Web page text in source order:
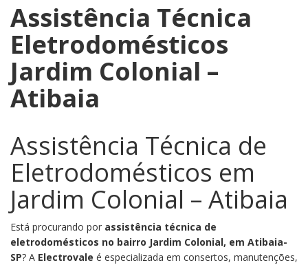
Assistência Técnica
Eletrodomésticos
Jardim Colonial –
Atibaia
Assistência Técnica de
Eletrodomésticos em
Jardim Colonial – Atibaia
Está procurando por assistência técnica de
eletrodomésticos no bairro Jardim Colonial, em Atibaia-
SP? A Electrovale é especializada em consertos, manutenções,